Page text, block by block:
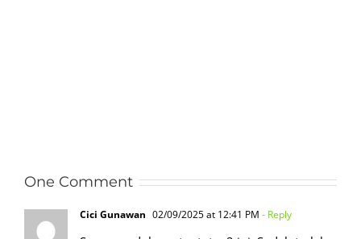
One Comment
Cici Gunawan 02/09/2025 at 12:41 PM - Reply